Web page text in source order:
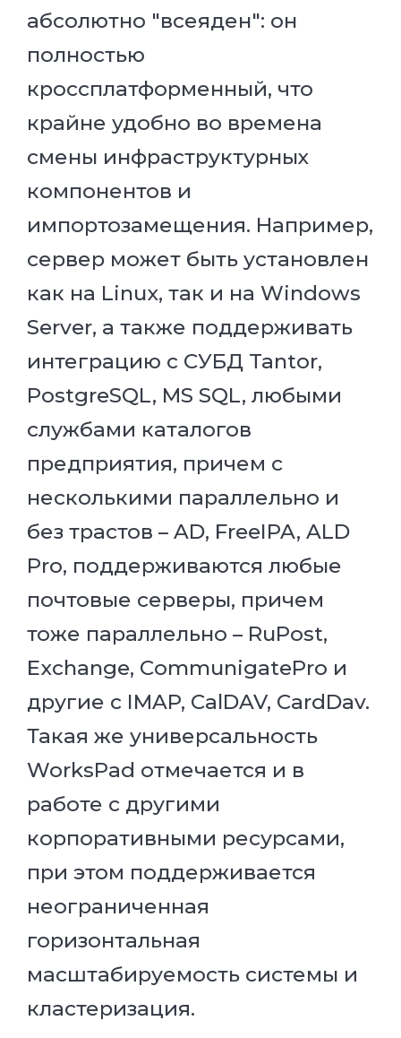
абсолютно "всеяден": он
полностью
кроссплатформенный, что
крайне удобно во времена
смены инфраструктурных
компонентов и
импортозамещения. Например,
сервер может быть установлен
как на Linux, так и на Windows
Server, а также поддерживать
интеграцию с СУБД Tantor,
PostgreSQL, MS SQL, любыми
службами каталогов
предприятия, причем с
несколькими параллельно и
без трастов – AD, FreeIPA, ALD
Pro, поддерживаются любые
почтовые серверы, причем
тоже параллельно – RuPost,
Exchange, CommunigatePro и
другие с IMAP, CalDAV, CardDav.
Такая же универсальность
WorksPad отмечается и в
работе с другими
корпоративными ресурсами,
при этом поддерживается
неограниченная
горизонтальная
масштабируемость системы и
кластеризация.